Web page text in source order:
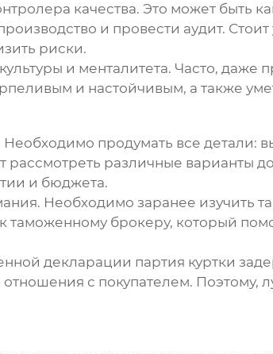
качества. Это может быть
и провести аудит. Стоит
риски.
и менталитета. Часто, даже
и настойчивым, а также
Необходимо продумать все
рассмотреть различные варианты
и бюджета.
Необходимо заранее изучить
таможенному брокеру, который
декларации партия куртки
с покупателем. Поэтому,